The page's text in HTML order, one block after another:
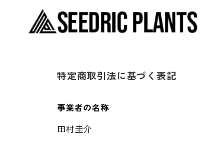
特定商取引法に基づく表記
事業者の名称
田村圭介